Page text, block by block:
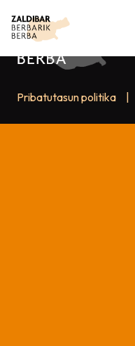
Pribatutasun politika